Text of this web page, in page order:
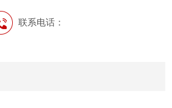
联系电话：